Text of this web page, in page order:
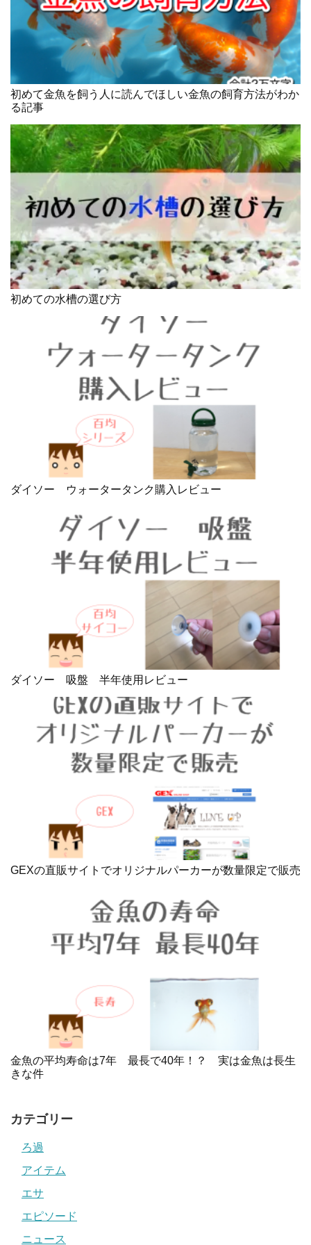
初めて金魚を飼う人に読んでほしい金魚の飼育方法がわか
る記事
初めての水槽の選び方
ダイソー ウォータータンク購入レビュー
ダイソー 吸盤 半年使用レビュー
GEXの直販サイトでオリジナルパーカーが数量限定で販売
金魚の平均寿命は7年 最長で40年！？ 実は金魚は長生
きな件
カテゴリー
ろ過
アイテム
エサ
エピソード
ニュース